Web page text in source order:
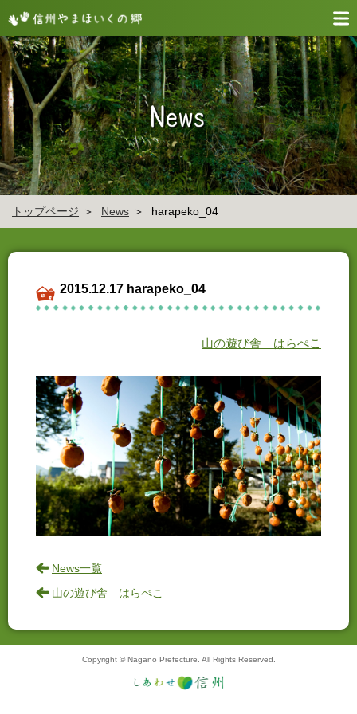
トップページ News harapeko_04
2015.12.17 harapeko_04
山の遊び舎 はらぺこ
News一覧
山の遊び舎 はらぺこ
Copyright © Nagano Prefecture. All Rights Reserved.